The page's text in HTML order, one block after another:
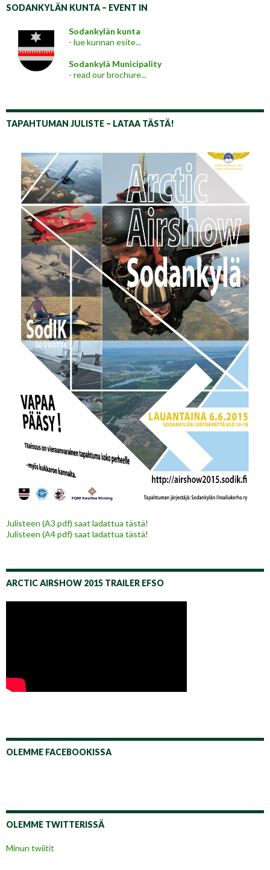
SODANKYLÄN KUNTA – EVENT IN
Sodankylän kunta
- lue kunnan esite...
Sodankylä Municipality
- read our brochure...
TAPAHTUMAN JULISTE – LATAA TÄSTÄ!
Julisteen (A3 pdf) saat ladattua tästä!
Julisteen (A4 pdf) saat ladattua tästä!
ARCTIC AIRSHOW 2015 TRAILER EFSO
OLEMME FACEBOOKISSA
OLEMME TWITTERISSÄ
Minun twiitit